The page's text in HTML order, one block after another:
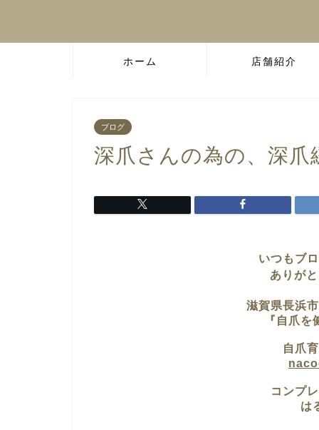
ホーム 店舗紹介
ブログ
深爪さんの為の、深爪
いつもブ
ありが
滋賀県長浜
『自爪
自爪
コンプ
は